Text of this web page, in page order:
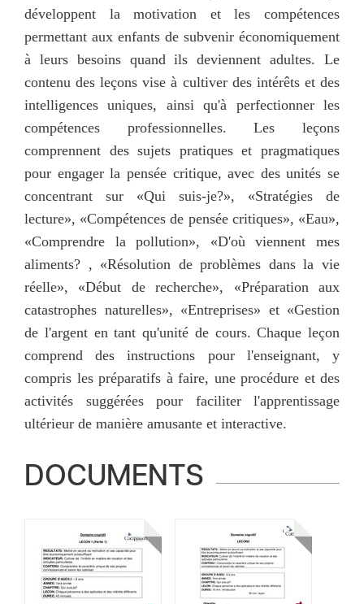
développent la motivation et les compétences
permettant aux enfants de subvenir économiquement
à leurs besoins quand ils deviennent adultes. Le
contenu des leçons vise à cultiver des intérêts et des
intelligences uniques, ainsi qu'à perfectionner les
compétences professionnelles. Les leçons
comprennent des sujets pratiques et pragmatiques
pour engager la pensée critique, avec des unités se
concentrant sur «Qui suis-je?», «Stratégies de
lecture», «Compétences de pensée critiques», «Eau»,
«Comprendre la pollution», «D'où viennent mes
aliments? , «Résolution de problèmes dans la vie
réelle», «Début de recherche», «Préparation aux
catastrophes naturelles», «Entreprises» et «Gestion
de l'argent en tant qu'unité de cours. Chaque leçon
comprend des instructions pour l'enseignant, y
compris les préparatifs à faire, une procédure et des
activités suggérées pour faciliter l'apprentissage
ultérieur de manière amusante et interactive.
DOCUMENTS